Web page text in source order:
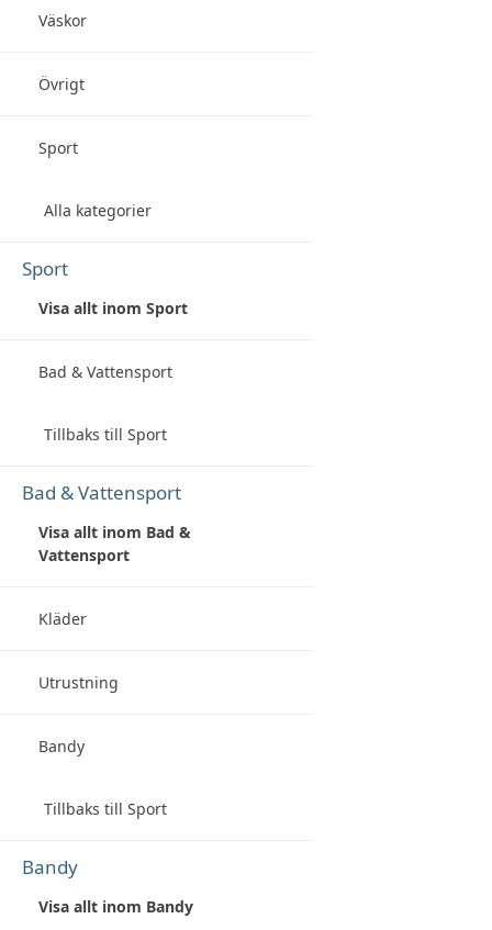
Väskor
Övrigt
Sport
Alla kategorier
Sport
Visa allt inom Sport
Bad & Vattensport
Tillbaks till Sport
Bad & Vattensport
Visa allt inom Bad &
Vattensport
Kläder
Utrustning
Bandy
Tillbaks till Sport
Bandy
Visa allt inom Bandy